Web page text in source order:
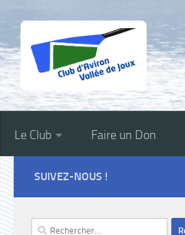
Skip to content
Le Club Faire un Don
SUIVEZ-NOUS !
Rechercher :